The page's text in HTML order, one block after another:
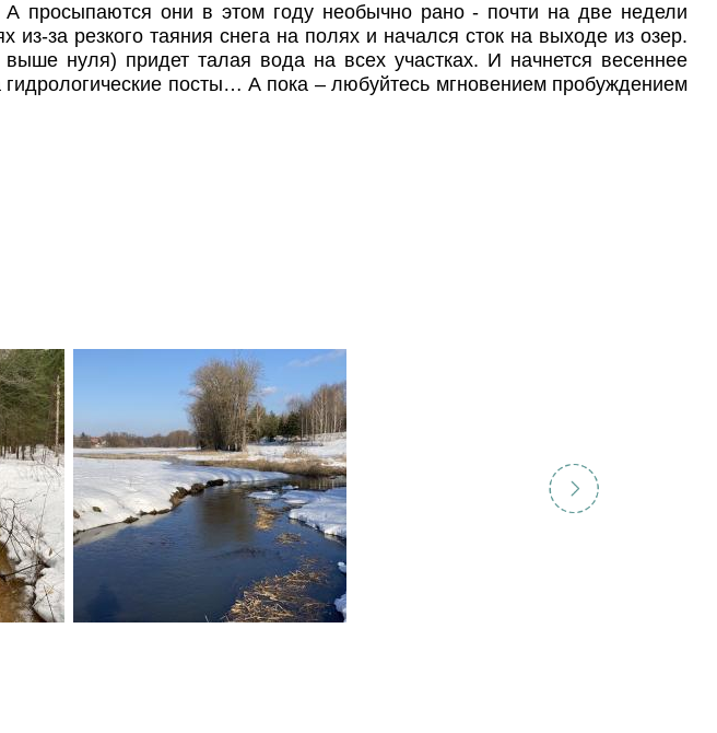
просыпаются они в этом году необычно рано - почти на две недели
за резкого таяния снега на полях и начался сток на выходе из озер.
нуля) придет талая вода на всех участках. И начнется весеннее
посты… А пока – любуйтесь мгновением пробуждением